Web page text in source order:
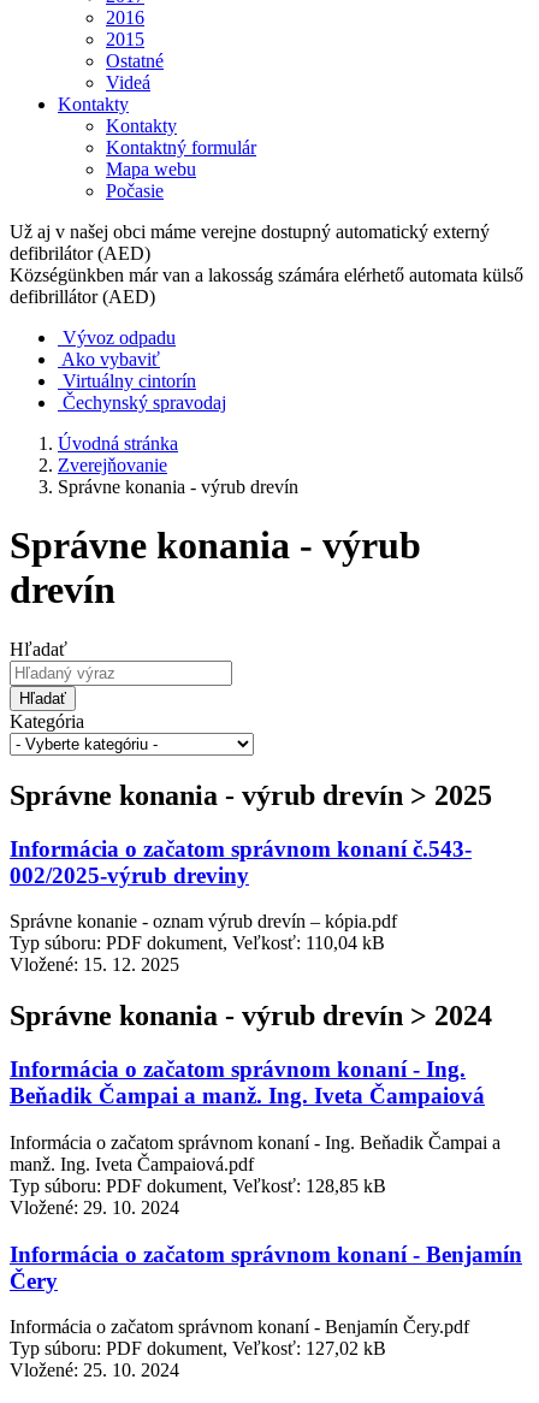
2016
2015
Ostatné
Videá
Kontakty
Kontakty
Kontaktný formulár
Mapa webu
Počasie
Už aj v našej obci máme verejne dostupný automatický externý
defibrilátor (AED)
Községünkben már van a lakosság számára elérhető automata külső
defibrillátor (AED)
Vývoz odpadu
Ako vybaviť
Virtuálny cintorín
Čechynský spravodaj
Úvodná stránka
Zverejňovanie
Správne konania - výrub drevín
Správne konania - výrub
drevín
Hľadať
Hľadať
Kategória
Správne konania - výrub drevín > 2025
Informácia o začatom správnom konaní č.543-
002/2025-výrub dreviny
Správne konanie - oznam výrub drevín – kópia.pdf
Typ súboru: PDF dokument, Veľkosť: 110,04 kB
Vložené: 15. 12. 2025
Správne konania - výrub drevín > 2024
Informácia o začatom správnom konaní - Ing.
Beňadik Čampai a manž. Ing. Iveta Čampaiová
Informácia o začatom správnom konaní - Ing. Beňadik Čampai a
manž. Ing. Iveta Čampaiová.pdf
Typ súboru: PDF dokument, Veľkosť: 128,85 kB
Vložené: 29. 10. 2024
Informácia o začatom správnom konaní - Benjamín
Čery
Informácia o začatom správnom konaní - Benjamín Čery.pdf
Typ súboru: PDF dokument, Veľkosť: 127,02 kB
Vložené: 25. 10. 2024